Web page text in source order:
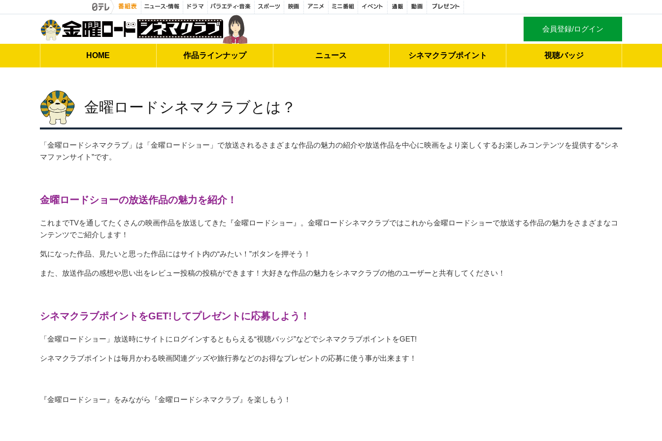
会員登録/ログイン
HOME 作品ラインナップ ニュース シネマクラブポイント 視聴バッジ
金曜ロードシネマクラブとは？
「金曜ロードシネマクラブ」は「金曜ロードショー」で放送されるさまざまな作品の魅力の紹介や放送作品を中心に映画をより楽しくするお楽しみコンテンツを提供する“シネ
マファンサイト”です。
金曜ロードショーの放送作品の魅力を紹介！
これまでTVを通してたくさんの映画作品を放送してきた『金曜ロードショー』。金曜ロードシネマクラブではこれから金曜ロードショーで放送する作品の魅力をさまざまなコ
ンテンツでご紹介します！
気になった作品、見たいと思った作品にはサイト内の“みたい！”ボタンを押そう！
また、放送作品の感想や思い出をレビュー投稿の投稿ができます！大好きな作品の魅力をシネマクラブの他のユーザーと共有してください！
シネマクラブポイントをGET!してプレゼントに応募しよう！
「金曜ロードショー」放送時にサイトにログインするともらえる“視聴バッジ”などでシネマクラブポイントをGET!
シネマクラブポイントは毎月かわる映画関連グッズや旅行券などのお得なプレゼントの応募に使う事が出来ます！
『金曜ロードショー』をみながら『金曜ロードシネマクラブ』を楽しもう！